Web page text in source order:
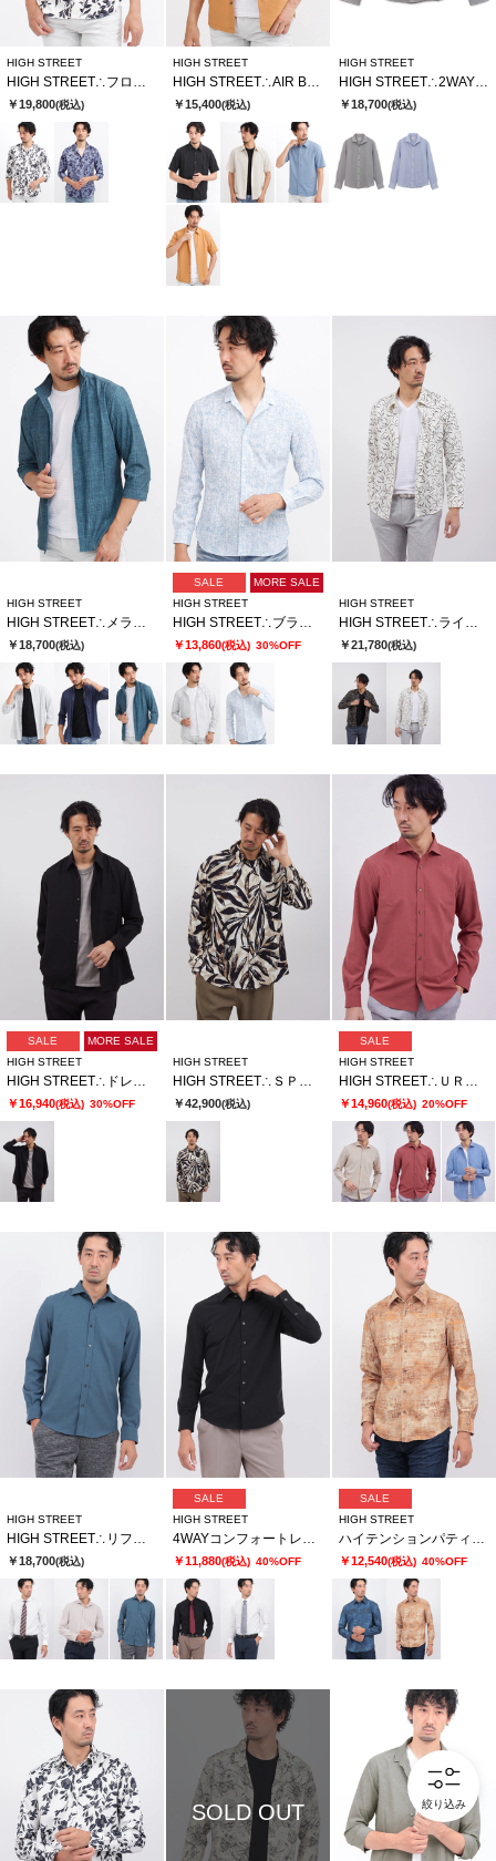
HIGH STREET
HIGH STREET∴フロールプリントショートウイング７分袖シャツ
￥19,800(税込)
HIGH STREET
HIGH STREET∴AIR BREEZE 半袖シャツ
￥15,400(税込)
HIGH STREET
HIGH STREET∴2WAYサッカーストライプカッタウェイシャツ
￥18,700(税込)
HIGH STREET
HIGH STREET∴メランジプリントオブロングシチブソデシャツ
￥18,700(税込)
SALE
MORE SALE
HIGH STREET
HIGH STREET∴ブラッシュプリントサッカーショートウイングシャツ
￥13,860(税込) 30%OFF
HIGH STREET
HIGH STREET∴ライトアムンゼンフロールプリントＳＨ
￥21,780(税込)
SALE
MORE SALE
HIGH STREET
￥16,940(税込) 30%OFF
HIGH STREET
￥42,900(税込)
SALE
HIGH STREET
￥14,960(税込) 20%OFF
HIGH STREET
￥18,700(税込)
SALE
HIGH STREET
￥11,880(税込) 40%OFF
SALE
HIGH STREET
￥12,540(税込) 40%OFF
SOLD OUT 絞り込み